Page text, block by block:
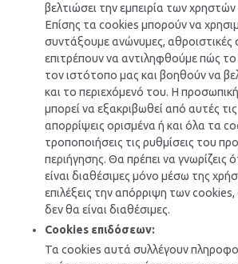
βελτιώσει την εμπειρία των
Επίσης τα cookies μπορούν να
συντάξουμε ανώνυμες, αθροιστικές
επιτρέπουν να αντιληφθούμε πώς το
τον ιστότοπο μας και βοηθούν να
και το περιεχόμενό του. Η
μπορεί να εξακριβωθεί από αυτές
απορρίψεις ορισμένα ή και όλα τα
τροποποιήσεις τις ρυθμίσεις του
περιήγησης. Θα πρέπει να γνωρίζεις
είναι διαθέσιμες μόνο μέσω της
επιλέξεις την απόρριψη των cookies,
δεν θα είναι διαθέσιμες.
Cookies επιδόσεων:
Τα cookies αυτά συλλέγουν